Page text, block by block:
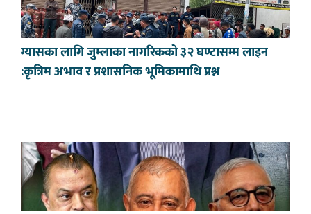
ग्यासका लागि जुम्लाका नागरिकको ३२ घण्टासम्म लाइन
:कृत्रिम अभाव र प्रशासनिक भूमिकामाथि प्रश्न